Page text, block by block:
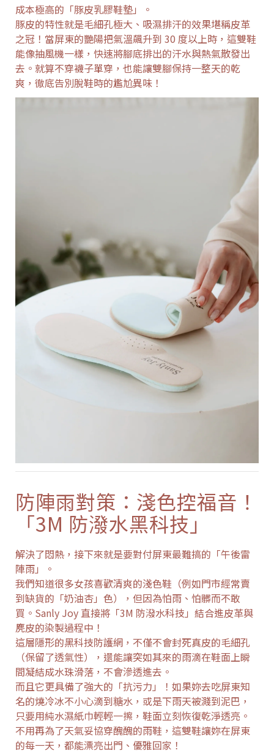
成本極高的「豚皮乳膠鞋墊」。
豚皮的特性就是毛細孔極大、吸濕排汗的效果堪稱皮革
之冠！當屏東的艷陽把氣溫飆升到 30 度以上時，這雙鞋
能像抽風機一樣，快速將腳底排出的汗水與熱氣散發出
去。就算不穿襪子單穿，也能讓雙腳保持一整天的乾
爽，徹底告別脫鞋時的尷尬異味！
防陣雨對策：淺色控福音！
「3M 防潑水黑科技」
解決了悶熱，接下來就是要對付屏東最難搞的「午後雷
陣雨」。
我們知道很多女孩喜歡清爽的淺色鞋（例如門市經常賣
到缺貨的「奶油杏」色），但因為怕雨、怕髒而不敢
買。Sanly Joy 直接將「3M 防潑水科技」結合進皮革與
麂皮的染製過程中！
這層隱形的黑科技防護網，不僅不會封死真皮的毛細孔
（保留了透氣性），還能讓突如其來的雨滴在鞋面上瞬
間凝結成水珠滑落，不會滲透進去。
而且它更具備了強大的「抗污力」！如果妳去吃屏東知
名的燒冷冰不小心滴到糖水，或是下雨天被濺到泥巴，
只要用純水濕紙巾輕輕一擦，鞋面立刻恢復乾淨透亮。
不用再為了天氣妥協穿醜醜的雨鞋，這雙鞋讓妳在屏東
的每一天，都能漂亮出門、優雅回家！